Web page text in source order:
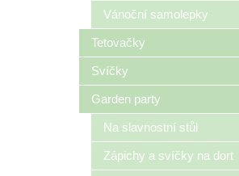
Vánoční samolepky
Tetovačky
Svíčky
Garden party
Na slavnostní stůl
Zápichy a svíčky na dort